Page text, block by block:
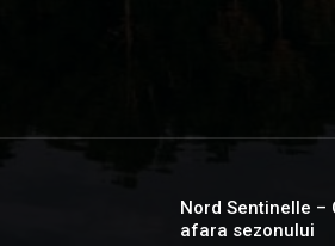
Nord Sentinelle –
afara sezonului